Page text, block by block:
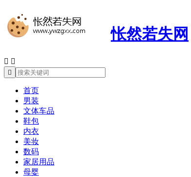
怅然若失网
 

首页
男装
文体车品
鞋包
内衣
美妆
数码
家居用品
母婴